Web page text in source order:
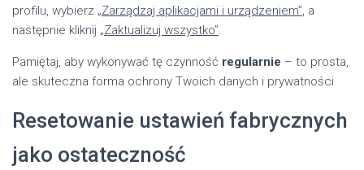
profilu, wybierz „Zarządzaj aplikacjami i urządzeniem”, a
następnie kliknij „Zaktualizuj wszystko”.
Pamiętaj, aby wykonywać tę czynność regularnie – to prosta,
ale skuteczna forma ochrony Twoich danych i prywatności
Resetowanie ustawień fabrycznych
jako ostateczność